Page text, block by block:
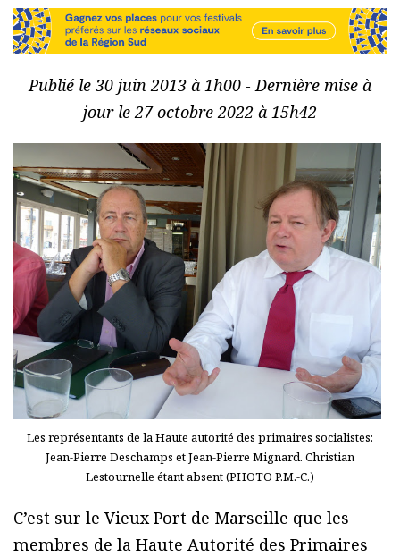
Publié le 30 juin 2013 à 1h00 - Dernière mise à
jour le 27 octobre 2022 à 15h42
Les représentants de la Haute autorité des primaires socialistes:
Jean-Pierre Deschamps et Jean-Pierre Mignard. Christian
Lestournelle étant absent (PHOTO P.M.-C.)
C’est sur le Vieux Port de Marseille que les
membres de la Haute Autorité des Primaires